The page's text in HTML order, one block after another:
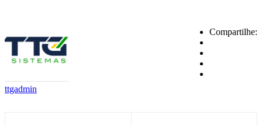
Compartilhe:
ttgadmin